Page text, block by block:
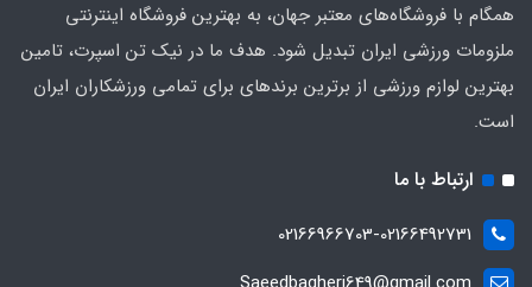
همگام با فروشگاه‌های معتبر جهان، به بهترین فروشگاه اینترنتی
ملزومات ورزشی ایران تبدیل شود. هدف ما در نیک تن اسپرت، تامین
بهترین لوازم ورزشی از برترین برندهای برای تمامی ورزشکاران ایران
است.
ارتباط با ما
02166966703-02166492731